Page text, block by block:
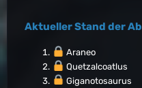
Aktueller Stand der
Araneo
Quetzalcoatlus
Giganotosaurus